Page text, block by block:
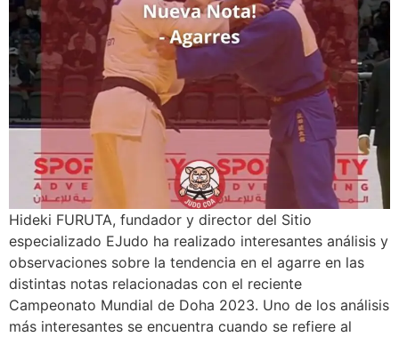
Hideki FURUTA, fundador y director del Sitio
especializado EJudo ha realizado interesantes análisis y
observaciones sobre la tendencia en el agarre en las
distintas notas relacionadas con el reciente
Campeonato Mundial de Doha 2023. Uno de los análisis
más interesantes se encuentra cuando se refiere al